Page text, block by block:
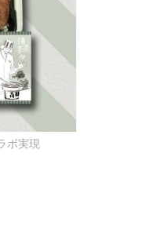
ボ実現